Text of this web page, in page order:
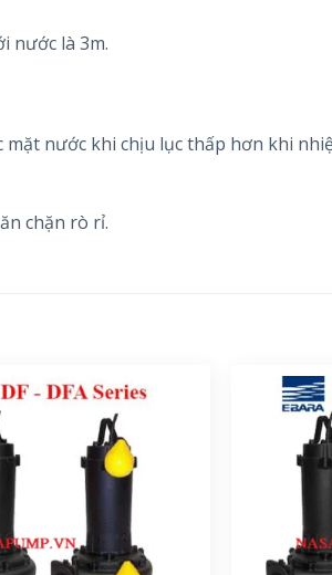
nước là 3m.
nước khi chịu lục thấp hơn khi
chặn rò rỉ.